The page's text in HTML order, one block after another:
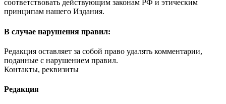
соответствовать действующим законам РФ и этическим
принципам нашего Издания.
В случае нарушения правил:
Редакция оставляет за собой право удалять комментарии,
поданные с нарушением правил.
Контакты, реквизиты
Редакция